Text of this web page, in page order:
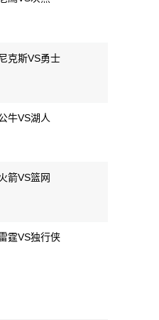
克斯VS勇士
牛VS湖人
箭VS篮网
霆VS独行侠